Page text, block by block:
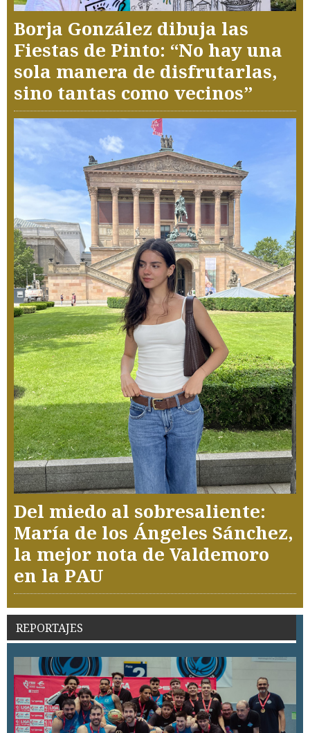
Borja González dibuja las
Fiestas de Pinto: “No hay una
sola manera de disfrutarlas,
sino tantas como vecinos”
Del miedo al sobresaliente:
María de los Ángeles Sánchez,
la mejor nota de Valdemoro
en la PAU
REPORTAJES